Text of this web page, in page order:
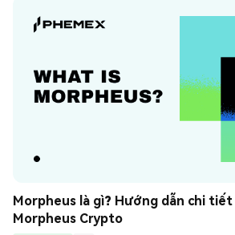
Morpheus là gì? Hướng dẫn chi tiết
Morpheus Crypto